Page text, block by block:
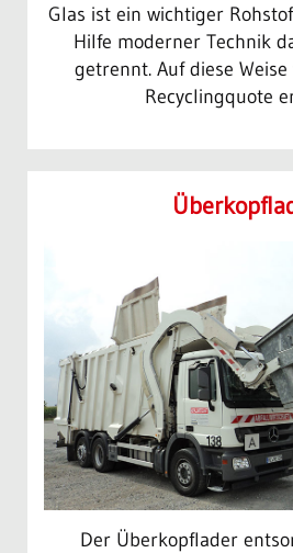
Glas ist ein wichtiger
Hilfe moderner Technik
getrennt. Auf diese
Recyclingquote
Der Überkopflader